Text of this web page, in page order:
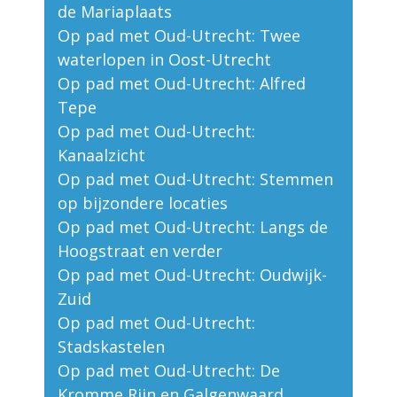
de Mariaplaats
Op pad met Oud-Utrecht: Twee
waterlopen in Oost-Utrecht
Op pad met Oud-Utrecht: Alfred
Tepe
Op pad met Oud-Utrecht:
Kanaalzicht
Op pad met Oud-Utrecht: Stemmen
op bijzondere locaties
Op pad met Oud-Utrecht: Langs de
Hoogstraat en verder
Op pad met Oud-Utrecht: Oudwijk-
Zuid
Op pad met Oud-Utrecht:
Stadskastelen
Op pad met Oud-Utrecht: De